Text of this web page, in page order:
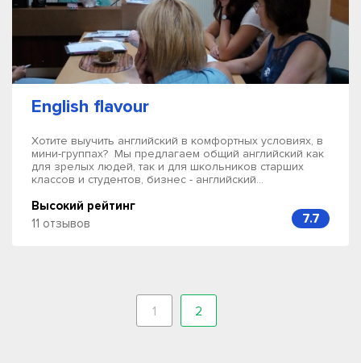
English flavour
Хотите выучить английский в комфортных условиях, в
мини-группах? Мы предлагаем общий английский как
для зрелых людей, так и для школьников старших
классов и студентов, бизнес - английский...
Высокий рейтинг
11 отзывов
7.7
1 2